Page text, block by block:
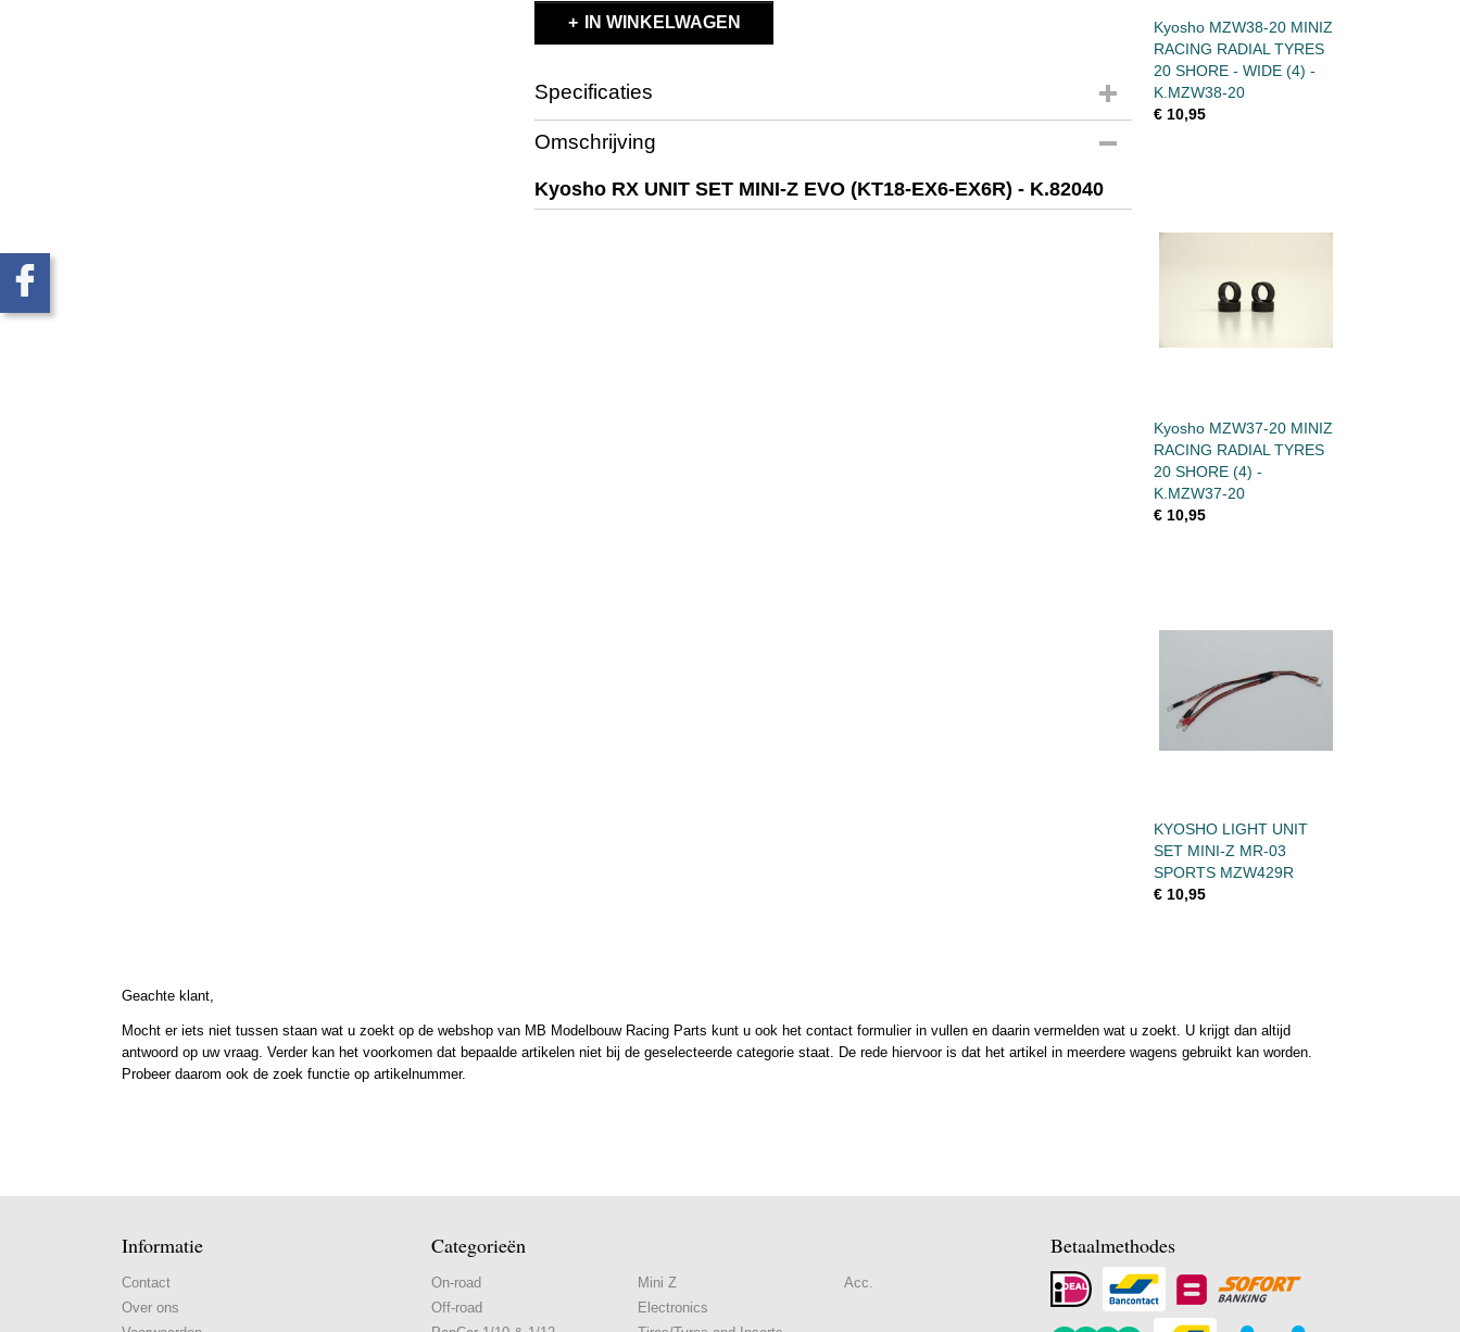
IN WINKELWAGEN
Specificaties
Productcode
EAN code
Bruto gewicht
0,10 Kg
Omschrijving
Kyosho RX UNIT SET MINI-Z EVO (KT18-EX6-EX6R) - K.82040
Kyosho MZW38-20 MINIZ
RACING RADIAL TYRES
20 SHORE - WIDE (4) -
K.MZW38-20
€ 10,95
Kyosho MZW37-20 MINIZ
RACING RADIAL TYRES
20 SHORE (4) -
K.MZW37-20
€ 10,95
KYOSHO LIGHT UNIT
SET MINI-Z MR-03
SPORTS MZW429R
€ 10,95
Geachte klant,
Mocht er iets niet tussen staan wat u zoekt op de webshop van MB Modelbouw Racing Parts kunt u ook het contact formulier in vullen en daarin vermelden wat u zoekt. U krijgt dan altijd
antwoord op uw vraag. Verder kan het voorkomen dat bepaalde artikelen niet bij de geselecteerde categorie staat. De rede hiervoor is dat het artikel in meerdere wagens gebruikt kan worden.
Probeer daarom ook de zoek functie op artikelnummer.
Informatie
Contact
Over ons
Categorieën
On-road
Off-road
Mini Z
Electronics
Acc.
Betaalmethodes